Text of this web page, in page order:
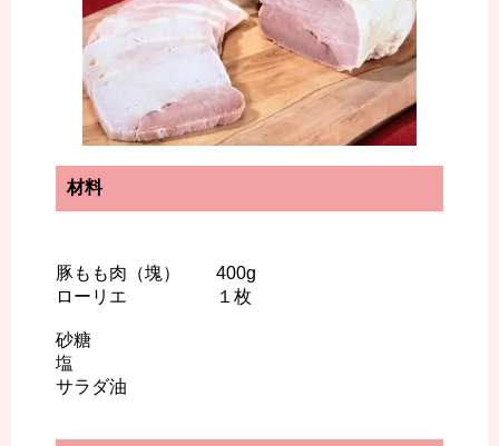
材料
豚もも肉（塊） 400g
ローリエ １枚
砂糖
塩
サラダ油